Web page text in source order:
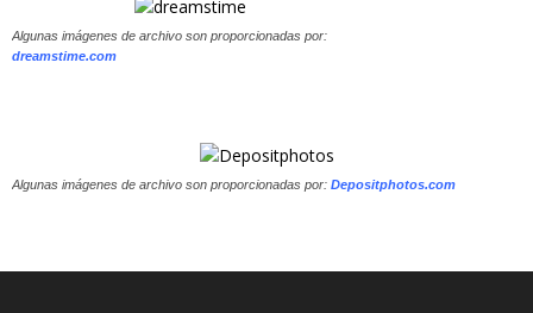
Algunas imágenes de archivo son proporcionadas por:
dreamstime.com
Algunas imágenes de archivo son proporcionadas por: Depositphotos.com